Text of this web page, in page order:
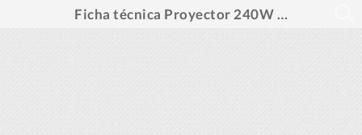
Ficha técnica Proyector 240W - ES